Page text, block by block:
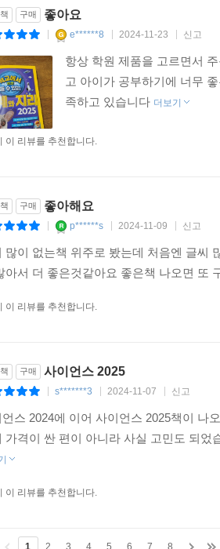
기 126
!
즐 128
웃긴 모양 130
동물들 132, 135, 140
? 132, 138, 141, 145
136, 142
? 137
친구들 146
로 하는 150, 160, 162
수수께끼 153, 156
기 동물들 154
면 웃긴 이야기 155, 159
는 말 157, 163
기 161
활 164
174
구매 좋아요
e******8 2024-11-23 신고
항상 학원 제품을 고르면서
고 아이가 공부하기에 너무
족하고 있습니다 더보기
이 리뷰를 추천합니다.
구매 좋아해요
p******s 2024-11-09 신고
많이 없는책 위주로 봤는데 처음엔 글씨
아서 더 좋은것같아요 좋은책 나오면 또
이 리뷰를 추천합니다.
구매 사이언스 2025
s*******3 2024-11-07 신고
스 2024에 이어 사이언스 2025책이 나
가격이 싼 편이 아니라 사실 고민도 되
이 리뷰를 추천합니다.
1 2 3 4 5 6 7 8